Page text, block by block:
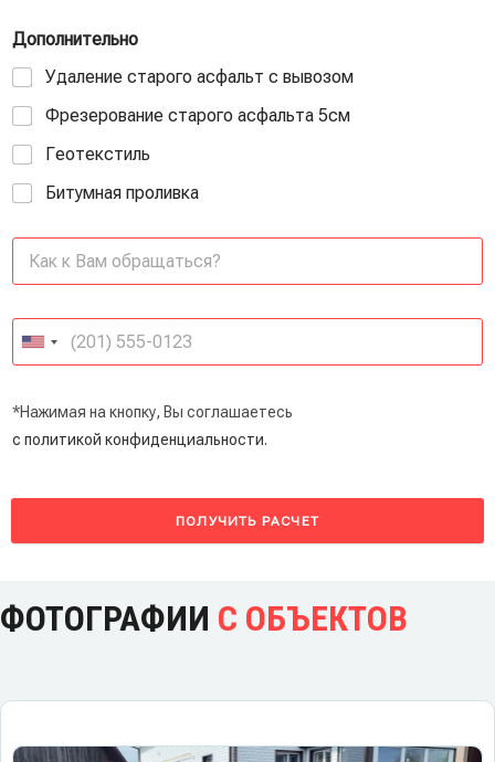
Дополнительно
Удаление старого асфальт с вывозом
Фрезерование старого асфальта 5см
Геотекстиль
Битумная проливка
*Нажимая на кнопку, Вы соглашаетесь
с политикой конфиденциальности.
ПОЛУЧИТЬ РАСЧЕТ
ФОТОГРАФИИ С ОБЪЕКТОВ